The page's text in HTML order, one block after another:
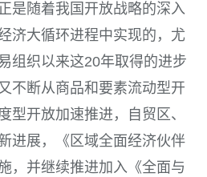
是随着我国开放战略的深入
济大循环进程中实现的，尤
组织以来这20年取得的进步
不断从商品和要素流动型开
型开放加速推进，自贸区、
进展，《区域全面经济伙伴
，并继续推进加入《全面与